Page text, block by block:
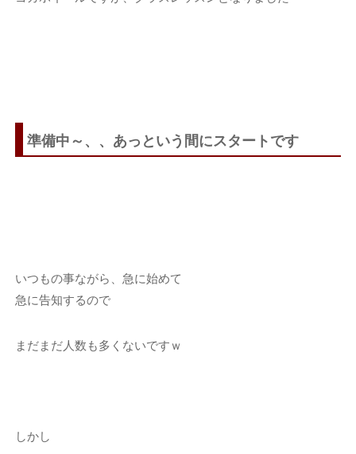
準備中～、、あっという間にスタートです
いつもの事ながら、急に始めて
急に告知するので
まだまだ人数も多くないですｗ
しかし